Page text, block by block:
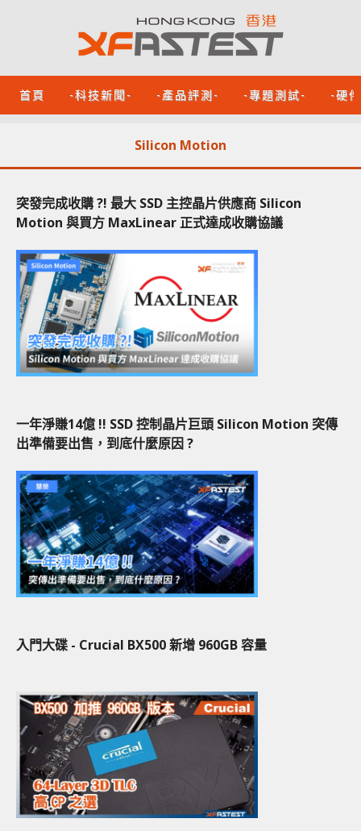
首頁 -科技新聞- -產品評測- -專題測試- -硬
Silicon Motion
突發完成收購 ?! 最大 SSD 主控晶片供應商 Silicon
Motion 與買方 MaxLinear 正式達成收購協議
一年淨賺14億 !! SSD 控制晶片巨頭 Silicon Motion 突傳
出準備要出售，到底什麼原因 ?
入門大碟 - Crucial BX500 新增 960GB 容量